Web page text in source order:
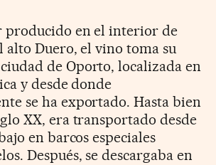
producido en el interior de
alto Duero, el vino toma su
de Oporto, localizada en
y desde donde
se ha exportado. Hasta bien
XX, era transportado desde
en barcos especiales
Después, se descargaba en